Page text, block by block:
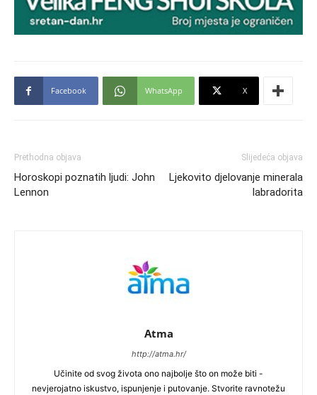
Facebook WhatsApp X
Prethodna objava
Horoskopi poznatih ljudi: John
Lennon
Slijedeća objava
Ljekovito djelovanje minerala
labradorita
Atma
http://atma.hr/
Učinite od svog života ono najbolje što on može biti -
nevjerojatno iskustvo, ispunjenje i putovanje. Stvorite ravnotežu